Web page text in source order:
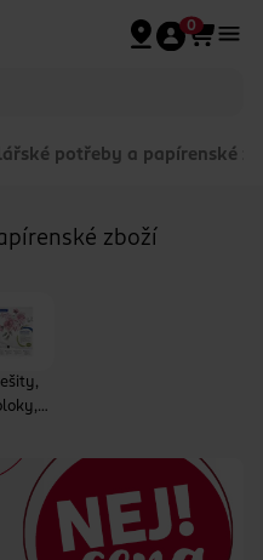
0
potřeby a papírenské
zboží